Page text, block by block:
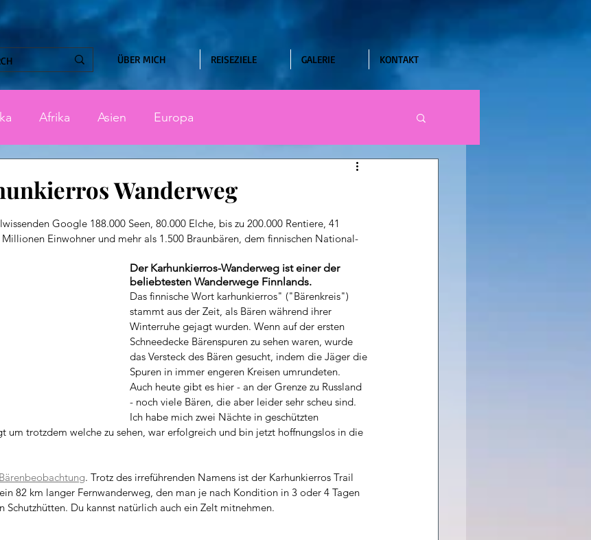
ÜBER MICH REISEZIELE GALERIE KONTAKT
Afrika Asien Europa
Wanderweg
Google 188.000 Seen, 80.000 Elche, bis zu 200.000 Rentiere, 41
Einwohner und mehr als 1.500 Braunbären, dem finnischen National-
Der Karhunkierros-Wanderweg ist einer der
beliebtesten Wanderwege Finnlands.
Das finnische Wort karhunkierros" ("Bärenkreis")
stammt aus der Zeit, als Bären während ihrer
Winterruhe gejagt wurden. Wenn auf der ersten
Schneedecke Bärenspuren zu sehen waren, wurde
das Versteck des Bären gesucht, indem die Jäger die
Spuren in immer engeren Kreisen umrundeten.
Auch heute gibt es hier - an der Grenze zu Russland
- noch viele Bären, die aber leider sehr scheu sind.
Ich habe mich zwei Nächte in geschützten
um trotzdem welche zu sehen, war erfolgreich und bin jetzt hoffnungslos in die
. Trotz des irreführenden Namens ist der Karhunkierros Trail
82 km langer Fernwanderweg, den man je nach Kondition in 3 oder 4 Tagen
Schutzhütten. Du kannst natürlich auch ein Zelt mitnehmen.